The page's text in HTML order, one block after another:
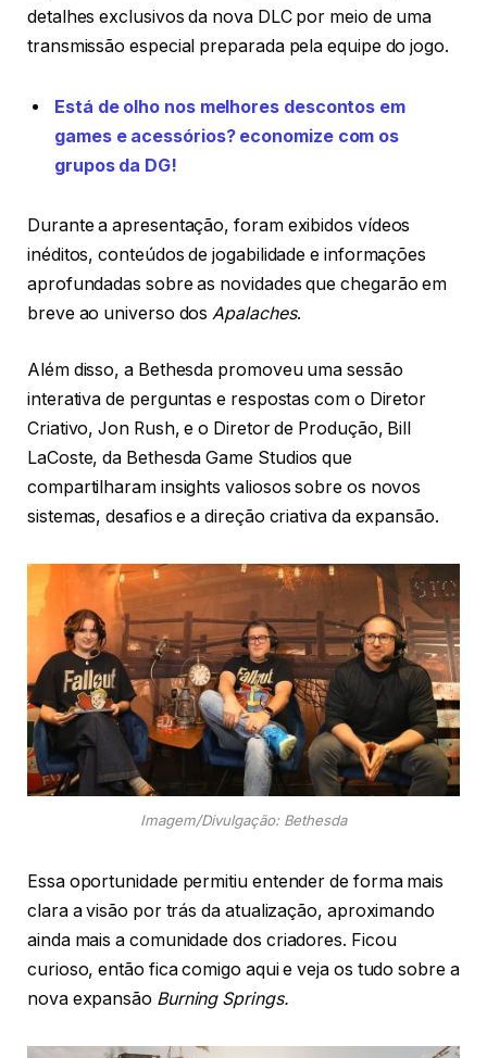
detalhes exclusivos da nova DLC por meio de uma
transmissão especial preparada pela equipe do jogo.
Está de olho nos melhores descontos em
games e acessórios? economize com os
grupos da DG!
Durante a apresentação, foram exibidos vídeos
inéditos, conteúdos de jogabilidade e informações
aprofundadas sobre as novidades que chegarão em
breve ao universo dosApalaches.
Além disso, a Bethesda promoveu uma sessão
interativa de perguntas e respostas com o Diretor
Criativo, Jon Rush, e o Diretor de Produção, Bill
LaCoste, da Bethesda Game Studios que
compartilharam insights valiosos sobre os novos
sistemas, desafios e a direção criativa da expansão.
Imagem/Divulgação: Bethesda
Essa oportunidade permitiu entender de forma mais
clara a visão por trás da atualização, aproximando
ainda mais a comunidade dos criadores. Ficou
curioso, então fica comigo aqui e veja os tudo sobre a
nova expansão Burning Springs.